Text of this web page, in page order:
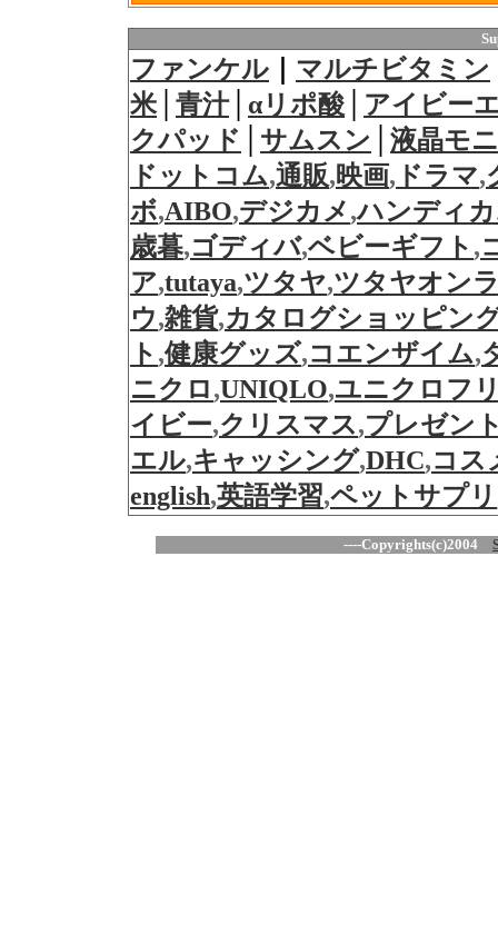
ファンケル マルチビタミン
米│ 青汁│ αリポ酸
アイビー
クパッド
サムスン
液晶モ
ドットコム,通販,映画, ドラマ,
ボ,AIBO,デジカメ,ハンディ
歳暮,ゴディバ,ベビーギフト ,
ア,tutaya,ツタヤ,ツタヤオン
ウ,雑貨,カタログショッピン
ト ,健康グッズ,コエンザイム,
ニクロ,UNIQLO,ユニクロフ
イビー,クリスマス,プレゼン
エル,キャッシング,DHC,コス
english,英語学習,ペットサプリ
----Copyrights(c)2004